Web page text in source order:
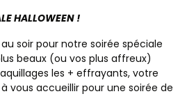
Notre carte
HALLOWEEN !
soir pour notre soirée spéciale
beaux (ou vos plus affreux)
les + effrayants, votre
vous accueillir pour une soirée de